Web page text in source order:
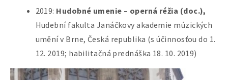
2019: Hudobné umenie – operná réžia (doc.),
Hudební fakulta Janáčkovy akademie múzických
umění v Brne, Česká republika (s účinnosťou do 1.
12. 2019; habilitačná prednáška 18. 10. 2019)